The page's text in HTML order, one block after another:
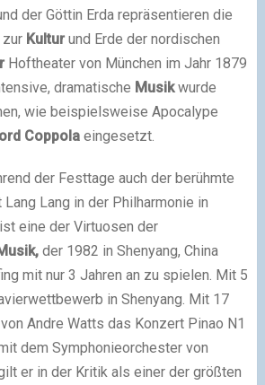
der Göttin Erda repräsentieren die
Kulturund Erde der nordischen
Hoftheater von München im Jahr 1879
dramatische Musikwurde
wie beispielsweise Apocalype
Coppolaeingesetzt.
der Festtage auch der berühmte
Lang in der Philharmonie in
eine der Virtuosen der
der 1982 in Shenyang, China
mit nur 3 Jahren an zu spielen. Mit 5
in Shenyang. Mit 17
Andre Watts das Konzert Pinao N1
dem Symphonieorchester von
er in der Kritik als einer der größten